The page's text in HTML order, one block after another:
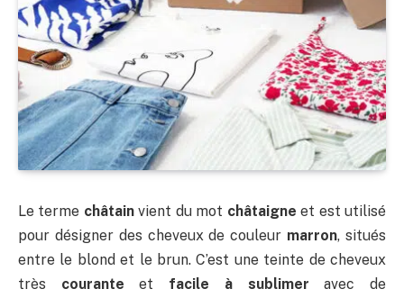
Le terme châtainvient du mot châtaigne et est utilisé
pour désigner des cheveux de couleur marron, situés
entre le blond et le brun. C’est une teinte de cheveux
très courante et facile à sublimer avec de